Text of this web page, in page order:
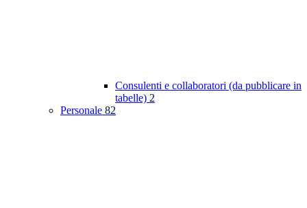
Consulenti e collaboratori (da pubblicare in
tabelle) 2
Personale 82